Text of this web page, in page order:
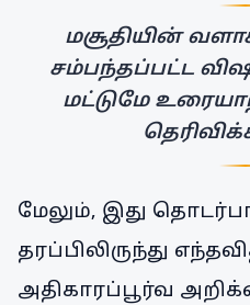
மசூதியின்
சம்பந்தப்பட்ட
மட்டுமே
மேலும், இது
தரப்பிலிருந்து
அதிகாரப்பூர்வ